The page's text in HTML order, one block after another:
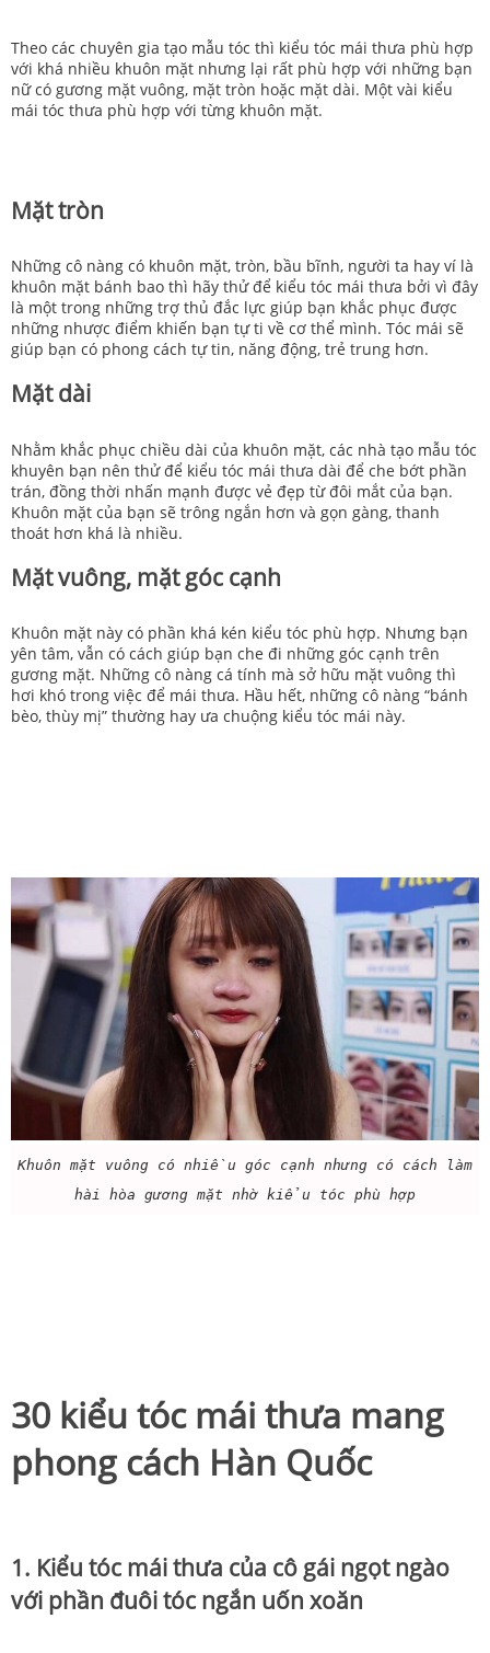
Theo các chuyên gia tạo mẫu tóc thì kiểu tóc mái thưa phù hợp
với khá nhiều khuôn mặt nhưng lại rất phù hợp với những bạn
nữ có gương mặt vuông, mặt tròn hoặc mặt dài. Một vài kiểu
mái tóc thưa phù hợp với từng khuôn mặt.
Mặt tròn
Những cô nàng có khuôn mặt, tròn, bầu bĩnh, người ta hay ví là
khuôn mặt bánh bao thì hãy thử để kiểu tóc mái thưa bởi vì đây
là một trong những trợ thủ đắc lực giúp bạn khắc phục được
những nhược điểm khiến bạn tự ti về cơ thể mình. Tóc mái sẽ
giúp bạn có phong cách tự tin, năng động, trẻ trung hơn.
Mặt dài
Nhằm khắc phục chiều dài của khuôn mặt, các nhà tạo mẫu tóc
khuyên bạn nên thử để kiểu tóc mái thưa dài để che bớt phần
trán, đồng thời nhấn mạnh được vẻ đẹp từ đôi mắt của bạn.
Khuôn mặt của bạn sẽ trông ngắn hơn và gọn gàng, thanh
thoát hơn khá là nhiều.
Mặt vuông, mặt góc cạnh
Khuôn mặt này có phần khá kén kiểu tóc phù hợp. Nhưng bạn
yên tâm, vẫn có cách giúp bạn che đi những góc cạnh trên
gương mặt. Những cô nàng cá tính mà sở hữu mặt vuông thì
hơi khó trong việc để mái thưa. Hầu hết, những cô nàng “bánh
bèo, thùy mị” thường hay ưa chuộng kiểu tóc mái này.
Khuôn mặt vuông có nhiều góc cạnh nhưng có cách làm
hài hòa gương mặt nhờ kiểu tóc phù hợp
30 kiểu tóc mái thưa mang
phong cách Hàn Quốc
1. Kiểu tóc mái thưa của cô gái ngọt ngào
với phần đuôi tóc ngắn uốn xoăn